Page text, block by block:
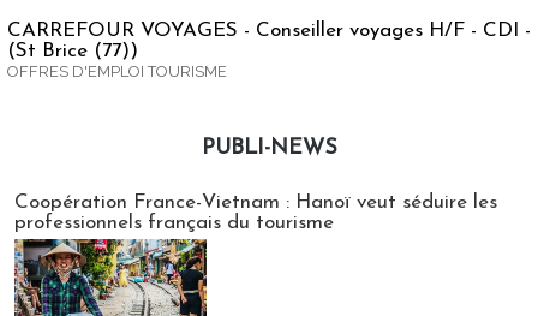
CARREFOUR VOYAGES - Conseiller voyages H/F - CDI -
(St Brice (77))
OFFRES D'EMPLOI TOURISME
PUBLI-NEWS
Coopération France-Vietnam : Hanoï veut séduire les
professionnels français du tourisme